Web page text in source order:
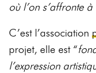
où l’on s’affronte
C’est l’association
projet, elle est “
l’expression